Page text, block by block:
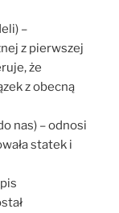
–
z pierwszej
że
z obecną
nas) – odnosi
statek i